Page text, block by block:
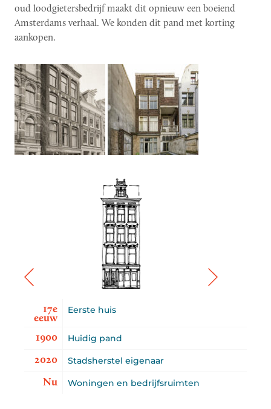
oud loodgietersbedrijf maakt dit opnieuw een boeiend
Amsterdams verhaal. We konden dit pand met korting
aankopen.
17e
eeuw
Eerste huis
1900 Huidig pand
2020 Stadsherstel eigenaar
Nu Woningen en bedrijfsruimten